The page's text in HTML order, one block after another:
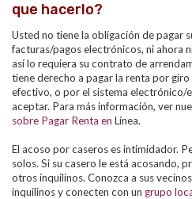
que hacerlo?
Usted no tiene la obligación de pagar
facturas/pagos electrónicos, ni ahora
así lo requiera su contrato de
tiene derecho a pagar la renta por
efectivo, o por el sistema electrónico/
aceptar. Para más información, ver
sobre Pagar Renta en Línea.
El acoso por caseros es intimidador.
solos. Si su casero le está acosando,
otros inquilinos. Conozca a sus
inquilinos y conecten con un grupo